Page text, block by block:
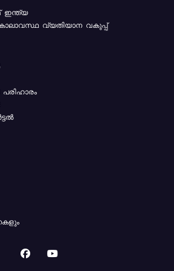
ഇന്ത്യ
കാലാവസ്ഥ വ്യതിയാന വകുപ്പ്